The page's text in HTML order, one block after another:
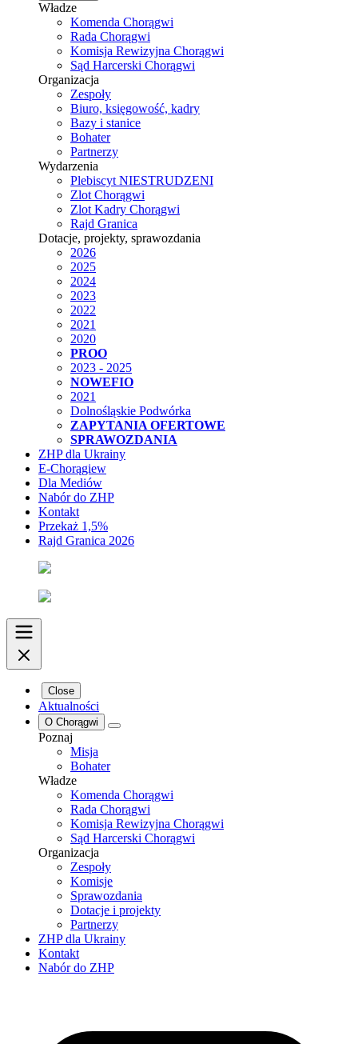
Władze
Komenda Chorągwi
Rada Chorągwi
Komisja Rewizyjna Chorągwi
Sąd Harcerski Chorągwi
Organizacja
Zespoły
Biuro, księgowość, kadry
Bazy i stanice
Bohater
Partnerzy
Wydarzenia
Plebiscyt NIESTRUDZENI
Zlot Chorągwi
Zlot Kadry Chorągwi
Rajd Granica
Dotacje, projekty, sprawozdania
2026
2025
2024
2023
2022
2021
2020
PROO
2023 - 2025
NOWEFIO
2021
Dolnośląskie Podwórka
ZAPYTANIA OFERTOWE
SPRAWOZDANIA
ZHP dla Ukrainy
E-Chorągiew
Dla Mediów
Nabór do ZHP
Kontakt
Przekaż 1,5%
Rajd Granica 2026
Close
Aktualności
O Chorągwi
Poznaj
Misja
Bohater
Władze
Komenda Chorągwi
Rada Chorągwi
Komisja Rewizyjna Chorągwi
Sąd Harcerski Chorągwi
Organizacja
Zespoły
Komisje
Sprawozdania
Dotacje i projekty
Partnerzy
ZHP dla Ukrainy
Kontakt
Nabór do ZHP